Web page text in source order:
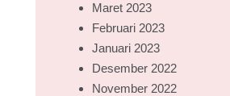
Maret 2023
Februari 2023
Januari 2023
Desember 2022
November 2022